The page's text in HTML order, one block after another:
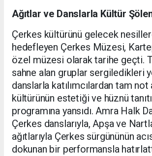
Ağıtlar ve Danslarla Kültür
Çerkes kültürünü gelecek
hedefleyen Çerkes Müzesi,
özel müzesi olarak tarihe geçti.
sahne alan gruplar sergiledikleri
danslarla katılımcılardan tam not
kültürünün estetiği ve hüznü
programına yansıdı. Amra Halk
Çerkes danslarıyla, Apşa ve
ağıtlarıyla Çerkes sürgününün
dokunan bir performansla